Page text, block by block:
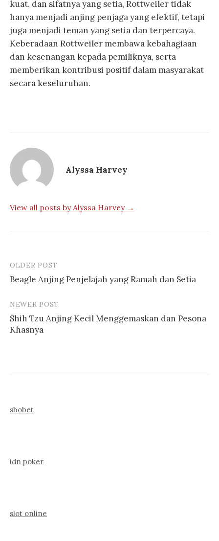
kuat, dan sifatnya yang setia, Rottweiler tidak
hanya menjadi anjing penjaga yang efektif, tetapi
juga menjadi teman yang setia dan terpercaya.
Keberadaan Rottweiler membawa kebahagiaan
dan kesenangan kepada pemiliknya, serta
memberikan kontribusi positif dalam masyarakat
secara keseluruhan.
Alyssa Harvey
View all posts by Alyssa Harvey →
Post
navigation
OLDER POST
Beagle Anjing Penjelajah yang Ramah dan Setia
NEWER POST
Shih Tzu Anjing Kecil Menggemaskan dan Pesona
Khasnya
sbobet
idn poker
slot online